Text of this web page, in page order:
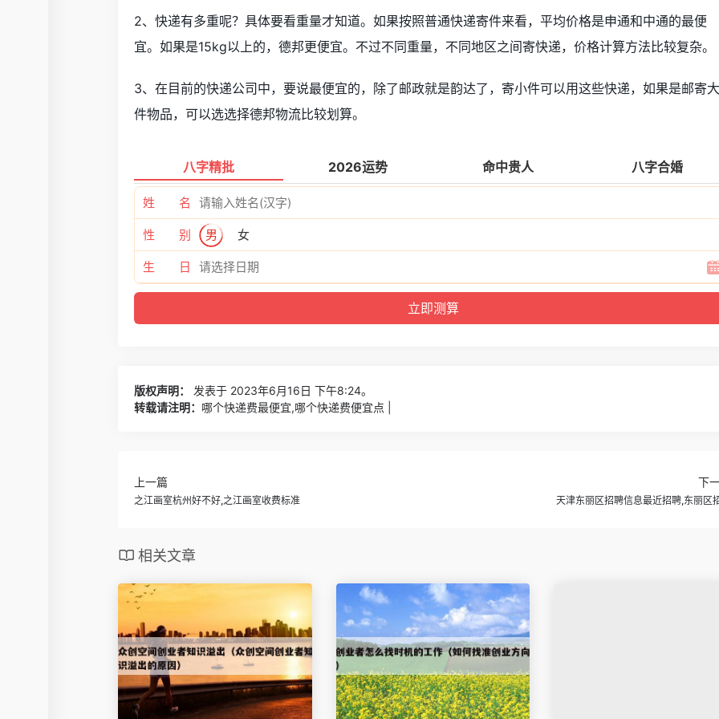
2、快递有多重呢？具体要看重量才知道。如果按照普通快递寄件来看，平均价格是申通和中通的最便
宜。如果是15kg以上的，德邦更便宜。不过不同重量，不同地区之间寄快递，价格计算方法比较复杂。
3、在目前的快递公司中，要说最便宜的，除了邮政就是韵达了，寄小件可以用这些快递，如果是邮寄大
件物品，可以选选择德邦物流比较划算。
八字精批 2026运势 命中贵人 八字合婚
姓 名
性 别 男 女
生 日
版权声明：
发表于 2023年6月16日 下午8:24。
转载请注明： 哪个快递费最便宜,哪个快递费便宜点 |
上一篇
之江画室杭州好不好,之江画室收费标准
下
天津东丽区招聘信息最近招聘,东丽区
相关文章